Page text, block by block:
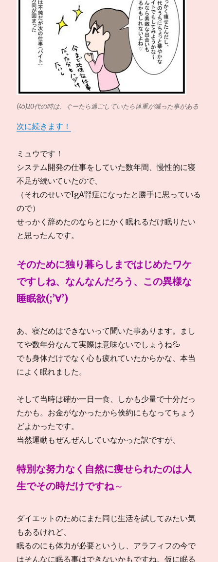
(45)20代の時は、ぐーたら過ごしていたら体重が減った事がある
次に続きます！
ミュウです！
システム開発の仕事をしていた数年間、慢性的に寝
不足が続いていたので、
（それのせいでIgA腎症になったと勝手に思っている
ので）
せっかく辞めたのならとにかく眠れるだけ眠りたい
と思ったんです。
そのために独り暮らしまではじめたワケ
ですしね、なんなんだろう、この異様な
睡眠欲(;’∀’)
あ、寝だめはできないって聞いた事あります。まし
てや数年分なんて実際は意味ないでしょうね💦
でも身体だけでなく心も疲れていたからかな、本当
によく眠れました。
そして当時は確か一日一食、しかも少量で十分だっ
たかも。お金がなかったから倹約にもなってちょう
どよかったです。
当然運動もぜんぜんしていなかった訳ですが、
特別な努力なく自然に痩せられたのは人
生でその時だけですね～
ダイエットのためにまた同じ生活を試してみたい気
もあるけれど、
眠るのにも体力が必要というし、アラフィフの今で
はそんなに眠る事はできないかもですね。仮に眠る